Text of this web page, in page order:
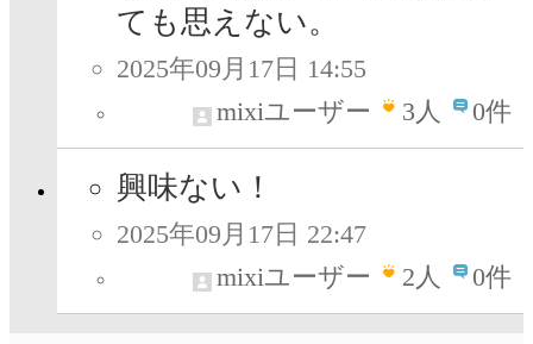
ても思えない。
2025年09月17日 14:55
mixiユーザー
3人 0件
興味ない！
2025年09月17日 22:47
mixiユーザー
2人 0件